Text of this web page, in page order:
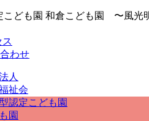
こども園 和倉こども園 〜風光
わせ
人
祉会
認定こども園
園